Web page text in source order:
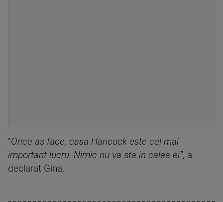
“Orice as face, casa Hancock este cel mai
important lucru. Nimic nu va sta in calea ei”, a
declarat Gina.